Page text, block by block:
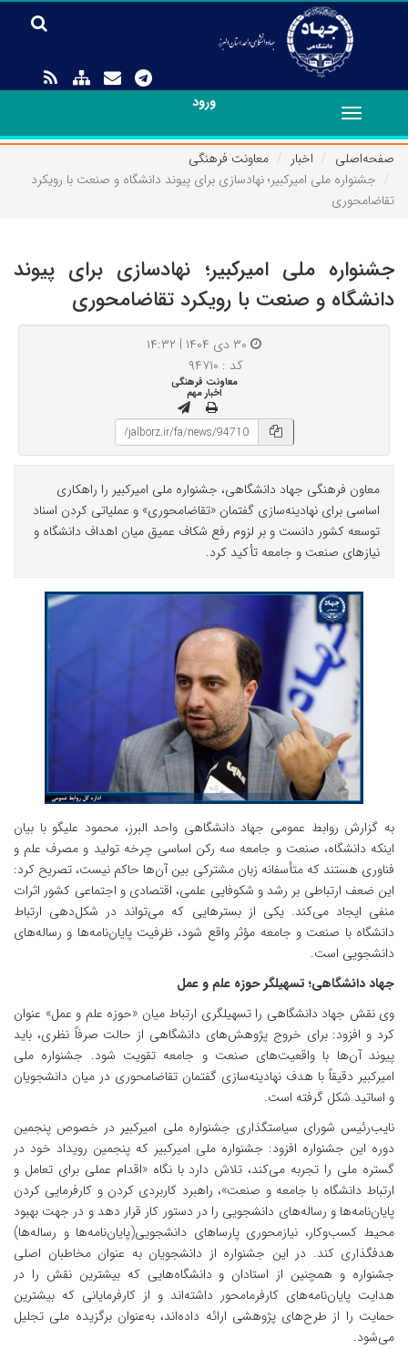
ورود
Toggle
navigation
صفحه‌اصلی
اخبار
معاونت فرهنگی
جشنواره ملی امیرکبیر؛ نهادسازی برای پیوند دانشگاه و صنعت با رویکرد
تقاضامحوری
جشنواره ملی امیرکبیر؛ نهادسازی برای پیوند
دانشگاه و صنعت با رویکرد تقاضامحوری
کد : ۹۴۷۱۰
معاونت فرهنگی
اخبار مهم
معاون فرهنگی جهاد دانشگاهی، جشنواره ملی امیرکبیر را راهکاری
اساسی برای نهادینه‌سازی گفتمان «تقاضامحوری» و عملیاتی کردن اسناد
توسعه کشور دانست و بر لزوم رفع شکاف عمیق میان اهداف دانشگاه و
نیازهای صنعت و جامعه تأکید کرد.
به گزارش روابط عمومی جهاد دانشگاهی واحد البرز، محمود علیگو با بیان
اینکه دانشگاه، صنعت و جامعه سه رکن اساسی چرخه تولید و مصرف علم و
فناوری هستند که متأسفانه زبان مشترکی بین آن‌ها حاکم نیست، تصریح کرد:
این ضعف ارتباطی بر رشد و شکوفایی علمی، اقتصادی و اجتماعی کشور اثرات
منفی ایجاد می‌کند. یکی از بسترهایی که می‌تواند در شکل‌دهی ارتباط
دانشگاه با صنعت و جامعه مؤثر واقع شود، ظرفیت پایان‌نامه‌ها و رساله‌های
دانشجویی است.
جهاد دانشگاهی؛ تسهیلگر حوزه علم و عمل
وی نقش جهاد دانشگاهی را تسهیلگری ارتباط میان «حوزه علم و عمل» عنوان
کرد و افزود: برای خروج پژوهش‌های دانشگاهی از حالت صرفاً نظری، باید
پیوند آن‌ها با واقعیت‌های صنعت و جامعه تقویت شود. جشنواره ملی
امیرکبیر دقیقاً با هدف نهادینه‌سازی گفتمان تقاضامحوری در میان دانشجویان
و اساتید شکل گرفته است.
نایب‌رئیس شورای سیاستگذاری جشنواره ملی امیرکبیر در خصوص پنجمین
دوره این جشنواره افزود: جشنواره ملی امیرکبیر که پنجمین رویداد خود در
گستره ملی را تجربه می‌کند، تلاش دارد با نگاه «اقدام عملی برای تعامل و
ارتباط دانشگاه با جامعه و صنعت»، راهبرد کاربردی کردن و کارفرمایی کردن
پایان‌نامه‌ها و رساله‌های دانشجویی را در دستور کار قرار دهد و در جهت بهبود
محیط کسب‌وکار، نیازمحوری پارساهای دانشجویی(پایان‌نامه‌ها و رساله‌ها)
هدفگذاری کند. در این جشنواره از دانشجویان به عنوان مخاطبان اصلی
جشنواره و همچنین از استادان و دانشگاه‌هایی که بیشترین نقش را در
هدایت پایان‌نامه‌های کارفرمامحور داشته‌اند و از کارفرمایانی که بیشترین
حمایت را از طرح‌های پژوهشی ارائه داده‌اند، به‌عنوان برگزیده ملی تجلیل
می‌شود.